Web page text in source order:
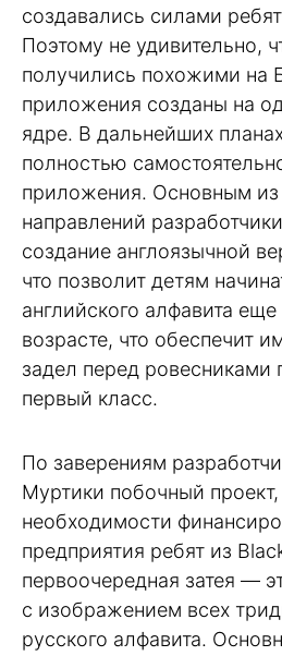
создавались силами
Поэтому не удивительно,
получились похожими на
приложения созданы на
ядре. В дальнейших
полностью
приложения. Основным
направлений
создание англоязычной
что позволит детям
английского алфавита
возрасте, что обеспечит
задел перед ровесниками
первый класс.
По заверениям
Муртики побочный
необходимости
предприятия ребят из
первоочередная затея —
с изображением всех
русского алфавита.